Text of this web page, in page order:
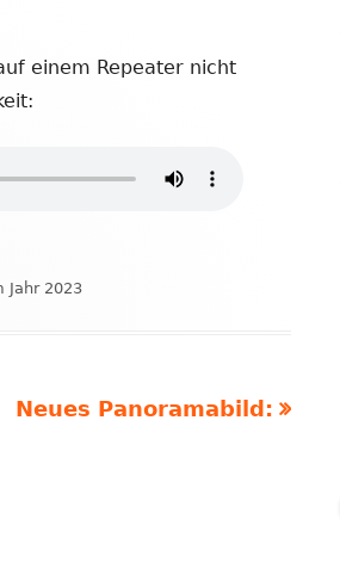
einem Repeater nicht
Jahr 2023
Nächster
Neues Panoramabild: